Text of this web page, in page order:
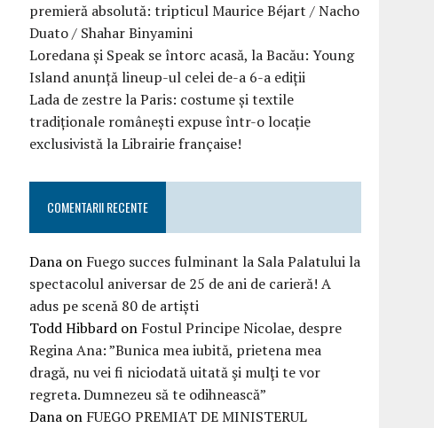
premieră absolută: tripticul Maurice Béjart / Nacho
Duato / Shahar Binyamini
Loredana și Speak se întorc acasă, la Bacău: Young
Island anunță lineup-ul celei de-a 6-a ediții
Lada de zestre la Paris: costume și textile
tradiționale românești expuse într-o locație
exclusivistă la Librairie française!
COMENTARII RECENTE
Dana on Fuego succes fulminant la Sala Palatului la
spectacolul aniversar de 25 de ani de carieră! A
adus pe scenă 80 de artiști
Todd Hibbard on Fostul Principe Nicolae, despre
Regina Ana: ”Bunica mea iubită, prietena mea
dragă, nu vei fi niciodată uitată şi mulţi te vor
regreta. Dumnezeu să te odihnească”
Dana on FUEGO PREMIAT DE MINISTERUL